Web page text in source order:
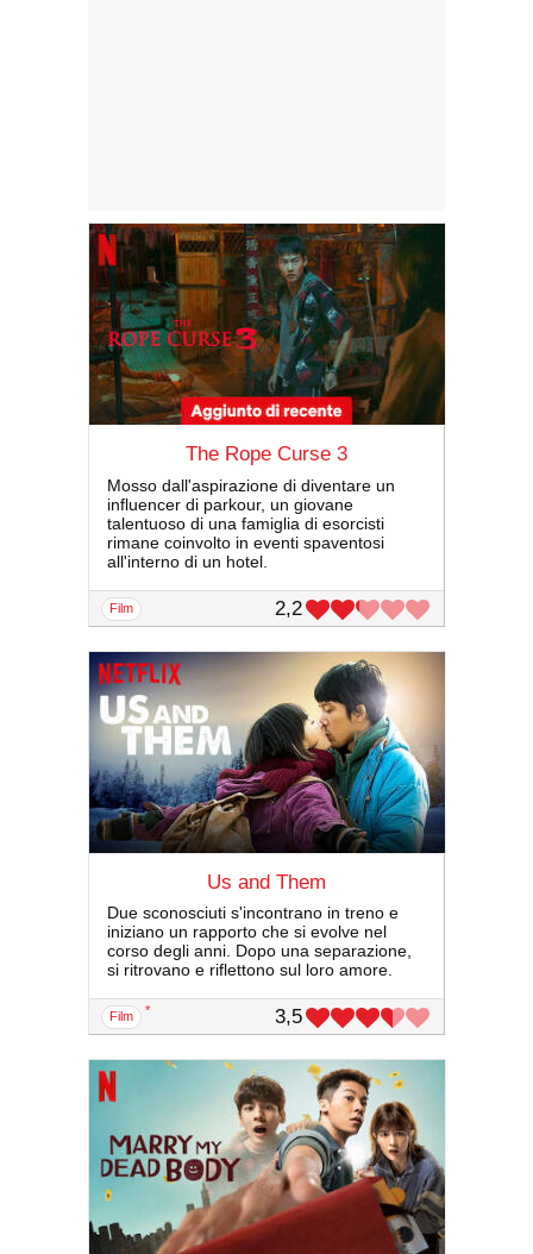
The Rope Curse 3
Mosso dall'aspirazione di diventare un
influencer di parkour, un giovane
talentuoso di una famiglia di esorcisti
rimane coinvolto in eventi spaventosi
all'interno di un hotel.
film 2,2
Us and Them
Due sconosciuti s'incontrano in treno e
iniziano un rapporto che si evolve nel
corso degli anni. Dopo una separazione,
si ritrovano e riflettono sul loro amore.
film * 3,5